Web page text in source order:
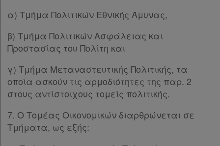
α) Τμήμα Πολιτικών Εθνικής Άμυνας,
β) Τμήμα Πολιτικών Ασφάλειας και
Προστασίας του Πολίτη και
γ) Τμήμα Μεταναστευτικής Πολιτικής, τα
οποία ασκούν τις αρμοδιότητες της παρ. 2
στους αντίστοιχους τομείς πολιτικής.
7. Ο Τομέας Οικονομικών διαρθρώνεται σε
Τμήματα, ως εξής: